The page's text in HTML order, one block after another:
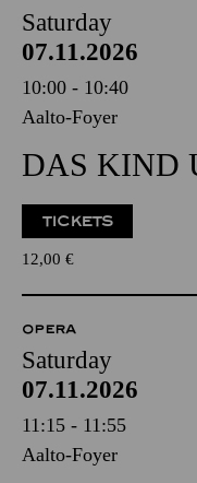
Saturday
07.11.2026
10:00 - 10:40
Aalto-Foyer
DAS KIND
TICKETS
12,00 €
OPERA
Saturday
07.11.2026
11:15 - 11:55
Aalto-Foyer